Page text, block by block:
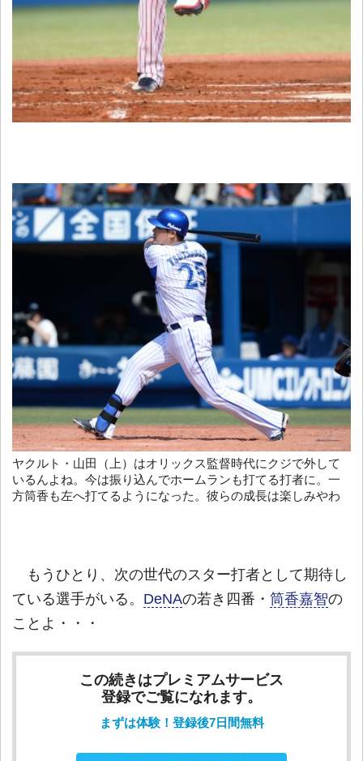
ヤクルト・山田（上）はオリックス監督時代にクジで外して
いるんよね。今は振り込んでホームランも打てる打者に。一
方筒香も左へ打てるようになった。彼らの成長は楽しみやわ
もうひとり、次の世代のスター打者として期待し
ている選手がいる。 DeNAの若き四番・ 筒香嘉智の
ことよ・・・
この続きはプレミアムサービス
登録でご覧になれます。
まずは体験！登録後7日間無料